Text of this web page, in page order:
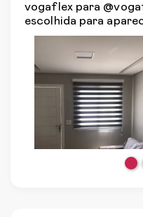
vogaflex para
escolhida para